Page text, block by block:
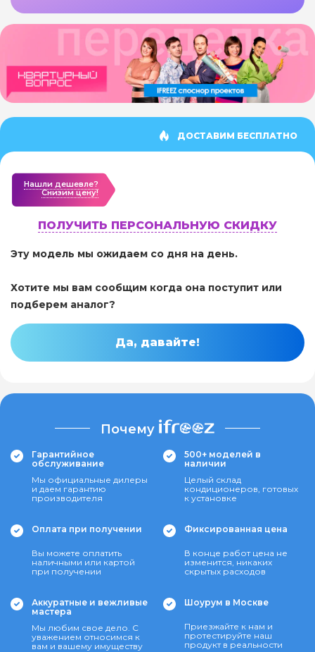
ДОСТАВИМ БЕСПЛАТНО
Нашли дешевле?
Cнизим цену!
ПОЛУЧИТЬ ПЕРСОНАЛЬНУЮ СКИДКУ
Эту модель мы ожидаем со дня на день.
Хотите мы вам сообщим когда она поступит или
подберем аналог?
Да, давайте!
Почему
Гарантийное
обслуживание
Мы официальные дилеры
и даем гарантию
производителя
500+ моделей в
наличии
Целый склад
кондиционеров, готовых
к установке
Оплата при получении
Вы можете оплатить
наличными или картой
при получении
Фиксированная цена
В конце работ цена не
изменится, никаких
скрытых расходов
Аккуратные и вежливые
мастера
Мы любим свое дело. С
уважением относимся к
вам и вашему имуществу
Шоурум в Москве
Приезжайте к нам и
протестируйте наш
продукт в реальности